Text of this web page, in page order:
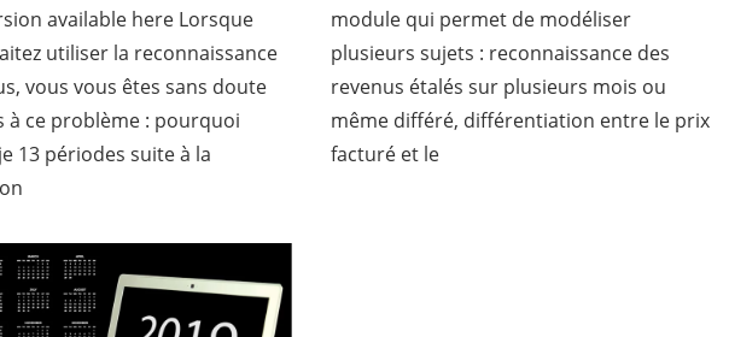
available here Lorsque
utiliser la reconnaissance
vous vous êtes sans doute
à ce problème : pourquoi
13 périodes suite à la
module qui permet de modéliser
plusieurs sujets : reconnaissance des
revenus étalés sur plusieurs mois ou
même différé, différentiation entre le prix
facturé et le